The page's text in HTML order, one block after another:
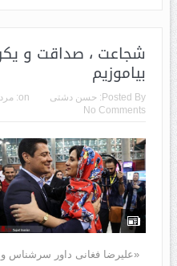
شجاعت ، صداقت و
بیاموزیم
Posted By: حسن دشتی on: مرداد
No Comments
«علیرضا فغانی داور سرشناس